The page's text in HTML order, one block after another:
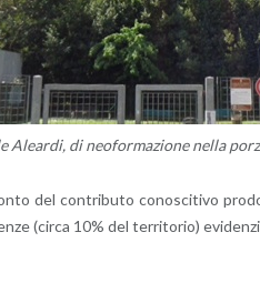
Alear­di, di neo­for­ma­zio­ne nella
del con­tri­bu­to co­no­sci­ti­vo
(circa 10% del ter­ri­to­rio)